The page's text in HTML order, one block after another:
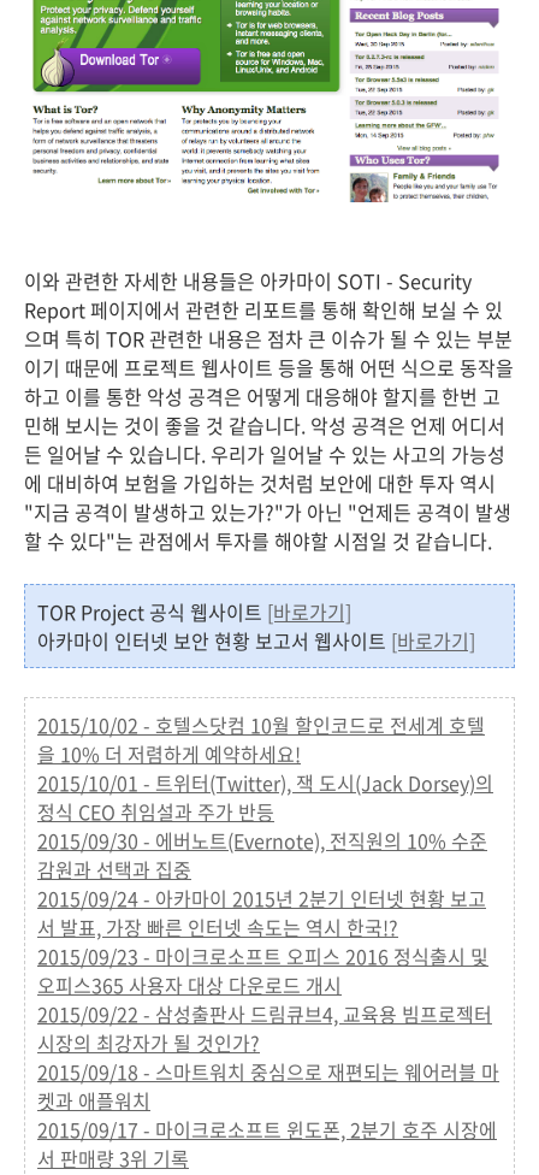
이와 관련한 자세한 내용들은 아카마이 SOTI - Security
Report 페이지에서 관련한 리포트를 통해 확인해 보실 수 있
으며 특히 TOR 관련한 내용은 점차 큰 이슈가 될 수 있는 부분
이기 때문에 프로젝트 웹사이트 등을 통해 어떤 식으로 동작을
하고 이를 통한 악성 공격은 어떻게 대응해야 할지를 한번 고
민해 보시는 것이 좋을 것 같습니다. 악성 공격은 언제 어디서
든 일어날 수 있습니다. 우리가 일어날 수 있는 사고의 가능성
에 대비하여 보험을 가입하는 것처럼 보안에 대한 투자 역시
"지금 공격이 발생하고 있는가?"가 아닌 "언제든 공격이 발생
할 수 있다"는 관점에서 투자를 해야할 시점일 것 같습니다.
TOR Project 공식 웹사이트 [바로가기]
아카마이 인터넷 보안 현황 보고서 웹사이트 [바로가기]
2015/10/02 - 호텔스닷컴 10월 할인코드로 전세계 호텔
을 10% 더 저렴하게 예약하세요!
2015/10/01 - 트위터(Twitter), 잭 도시(Jack Dorsey)의
정식 CEO 취임설과 주가 반등
2015/09/30 - 에버노트(Evernote), 전직원의 10% 수준
감원과 선택과 집중
2015/09/24 - 아카마이 2015년 2분기 인터넷 현황 보고
서 발표, 가장 빠른 인터넷 속도는 역시 한국!?
2015/09/23 - 마이크로소프트 오피스 2016 정식출시 및
오피스365 사용자 대상 다운로드 개시
2015/09/22 - 삼성출판사 드림큐브4, 교육용 빔프로젝터
시장의 최강자가 될 것인가?
2015/09/18 - 스마트워치 중심으로 재편되는 웨어러블 마
켓과 애플워치
2015/09/17 - 마이크로소프트 윈도폰, 2분기 호주 시장에
서 판매량 3위 기록